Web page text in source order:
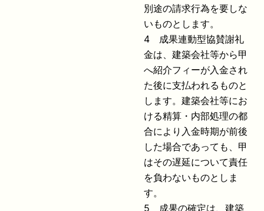
別途の請求行為を要しな
いものとします。
4 成果連動型協賛謝礼
金は、建築会社等から甲
へ紹介フィーが入金され
た後に支払われるものと
します。建築会社等にお
ける精算・内部処理の都
合により入金時期が前後
した場合であっても、甲
はその遅延について責任
を負わないものとしま
す。
5 成果の確定は、建築